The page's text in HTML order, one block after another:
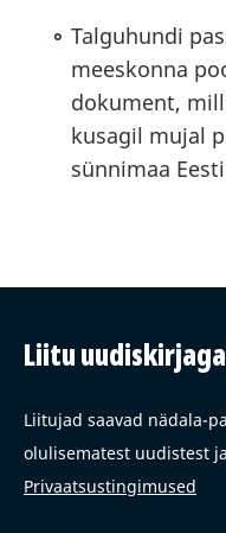
Talguhundi
meeskonna
dokument,
kusagil mujal
sünnimaa Eesti
Liitu uudiskirjaga
Liitujad saavad nädala-
olulisematest uudistest
Privaatsustingimused